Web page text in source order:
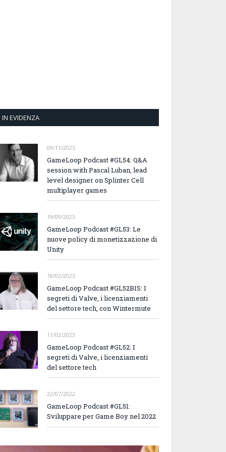
IN EVIDENZA
09/11/2025
GameLoop Podcast #GL54: Q&A
session with Pascal Luban, lead
level designer on Splinter Cell
multiplayer games
19/09/2023
GameLoop Podcast #GL53: Le
nuove policy di monetizzazione di
Unity
18/02/2023
GameLoop Podcast #GL52BIS: I
segreti di Valve, i licenziamenti
del settore tech, con Wintermute
11/02/2023
GameLoop Podcast #GL52: I
segreti di Valve, i licenziamenti
del settore tech
22/07/2022
GameLoop Podcast #GL51:
Sviluppare per Game Boy nel 2022